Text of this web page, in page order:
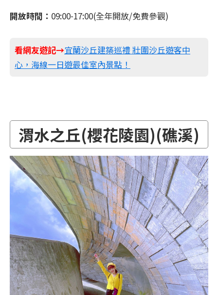
開放時間： 09:00-17:00(全年開放/免費參觀)
看網友遊記→宜蘭沙丘建築巡禮 壯圍沙丘遊客中
心，海線一日遊最佳室內景點！
渭水之丘(櫻花陵園)(礁溪)